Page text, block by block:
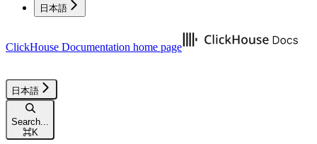
日本語
ClickHouse Documentation home page
日本語
Search...
⌘K